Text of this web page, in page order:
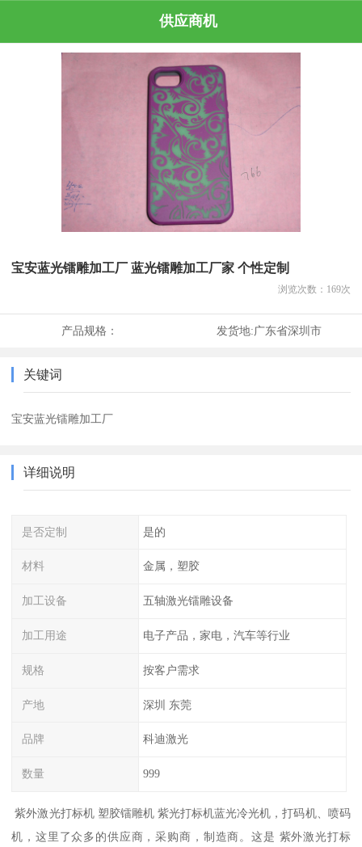
供应商机
宝安蓝光镭雕加工厂 蓝光镭雕加工厂家 个性定制
浏览次数： 169次
产品规格： 发货地:广东省深圳市
关键词
宝安蓝光镭雕加工厂
详细说明
是否定制 是的
材料 金属，塑胶
加工设备 五轴激光镭雕设备
加工用途 电子产品，家电，汽车等行业
规格 按客户需求
产地 深圳 东莞
品牌 科迪激光
数量 999
紫外激光打标机 塑胶镭雕机 紫光打标机蓝光冷光机，打码机、喷码
机，这里了众多的供应商，采购商，制造商。这是 紫外激光打标